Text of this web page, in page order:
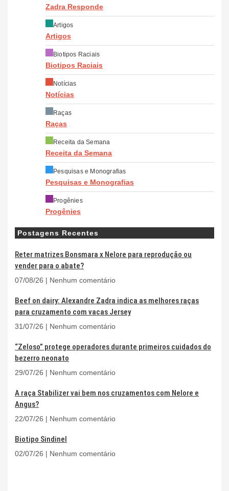
Zadra Responde
Artigos
Artigos
Biotipos Raciais
Biotipos Raciais
Notícias
Notícias
Raças
Raças
Receita da Semana
Receita da Semana
Pesquisas e Monografias
Pesquisas e Monografias
Progênies
Progênies
Postagens Recentes
Reter matrizes Bonsmara x Nelore para reprodução ou
vender para o abate?
07/08/26 Nenhum comentário
Beef on dairy: Alexandre Zadra indica as melhores raças
para cruzamento com vacas Jersey
31/07/26 Nenhum comentário
“Zeloso” protege operadores durante primeiros cuidados do
bezerro neonato
29/07/26 Nenhum comentário
A raça Stabilizer vai bem nos cruzamentos com Nelore e
Angus?
22/07/26 Nenhum comentário
Biotipo Sindinel
02/07/26 Nenhum comentário